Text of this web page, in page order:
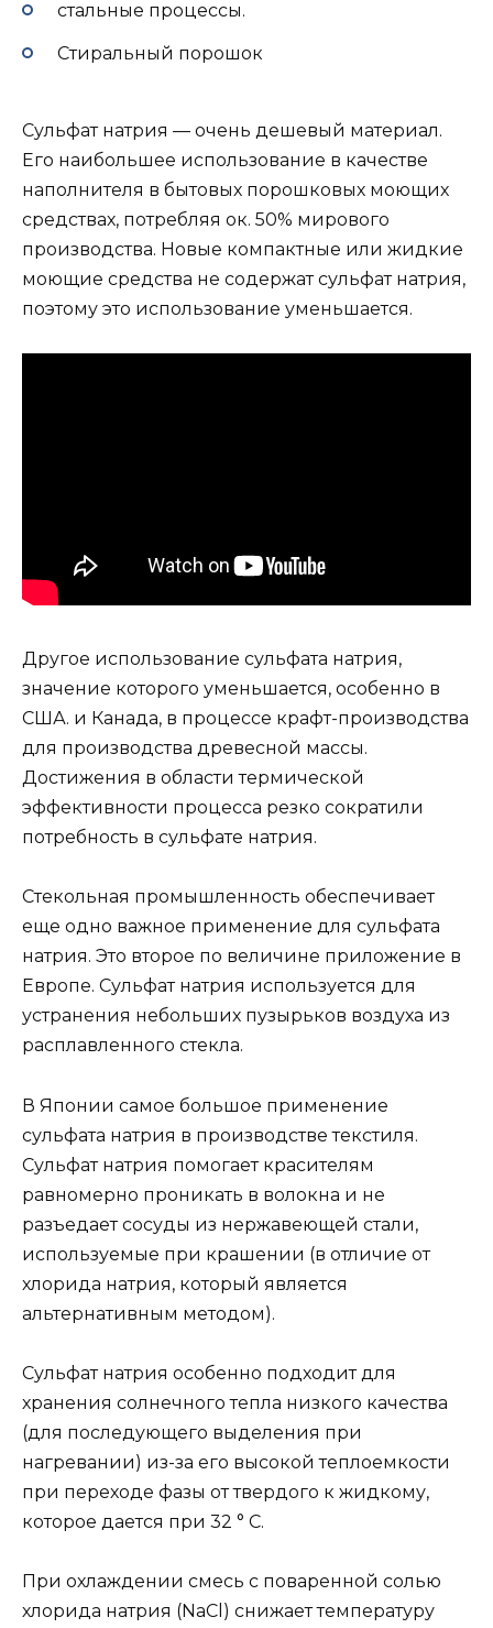
стальные процессы.
Стиральный порошок
Сульфат натрия — очень дешевый материал.
Его наибольшее использование в качестве
наполнителя в бытовых порошковых моющих
средствах, потребляя ок. 50% мирового
производства. Новые компактные или жидкие
моющие средства не содержат сульфат натрия,
поэтому это использование уменьшается.
Другое использование сульфата натрия,
значение которого уменьшается, особенно в
США. и Канада, в процессе крафт-производства
для производства древесной массы.
Достижения в области термической
эффективности процесса резко сократили
потребность в сульфате натрия.
Стекольная промышленность обеспечивает
еще одно важное применение для сульфата
натрия. Это второе по величине приложение в
Европе. Сульфат натрия используется для
устранения небольших пузырьков воздуха из
расплавленного стекла.
В Японии самое большое применение
сульфата натрия в производстве текстиля.
Сульфат натрия помогает красителям
равномерно проникать в волокна и не
разъедает сосуды из нержавеющей стали,
используемые при крашении (в отличие от
хлорида натрия, который является
альтернативным методом).
Сульфат натрия особенно подходит для
хранения солнечного тепла низкого качества
(для последующего выделения при
нагревании) из-за его высокой теплоемкости
при переходе фазы от твердого к жидкому,
которое дается при 32 ° C.
При охлаждении смесь с поваренной солью
хлорида натрия (NaCl) снижает температуру